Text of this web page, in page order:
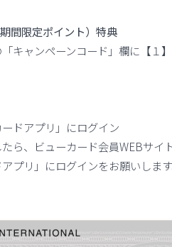
間限定ポイント）特典
キャンペーンコード」欄に【１
ードアプリ」にログイン
ら、ビューカード会員WEBサイ
プリ」にログインをお願いします